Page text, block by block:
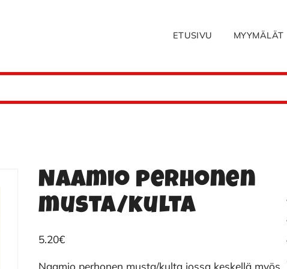
ETUSIVU MYYMÄLÄT
Naamio perhonen
musta/kulta
5.20€
Naamio perhonen musta/kulta jossa keskellä myös